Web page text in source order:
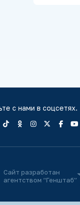
с нами в соцсетях.
Сайт разработан
агентством “Генштаб”